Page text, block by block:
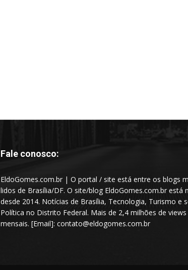
Fale conosco:
EldoGomes.com.br | O portal / site está entre os blogs
lidos de Brasília/DF. O site/blog EldoGomes.com.br está
desde 2014. Notícias de Brasília, Tecnologia, Turismo e
Política no Distrito Federal. Mais de 2,4 milhões de views
mensais. [Email]: contato@eldogomes.com.br